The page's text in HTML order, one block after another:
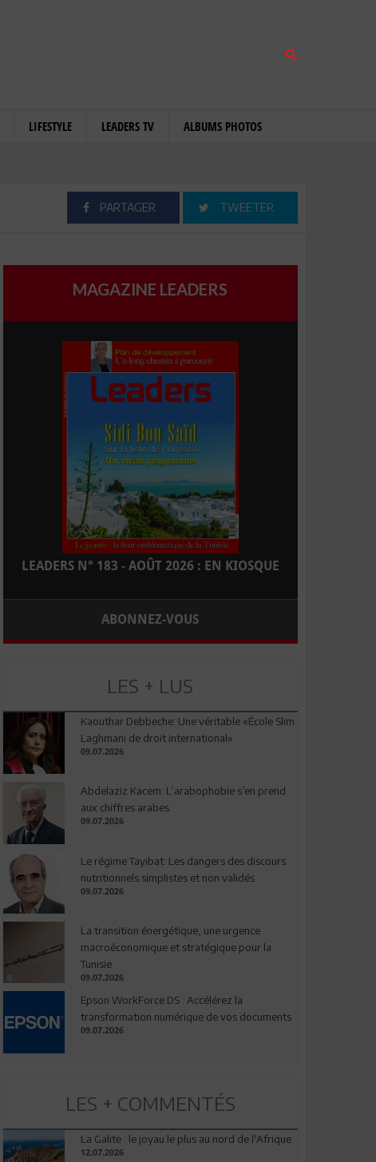
LIFESTYLE LEADERS TV ALBUMS PHOTOS
PARTAGER TWEETER
MAGAZINE LEADERS
LEADERS N° 183 - AOÛT 2026 : EN KIOSQUE
ABONNEZ-VOUS
LES + LUS
Kaouthar Debbeche: Une véritable «École Slim
Laghmani de droit international»
09.07.2026
Abdelaziz Kacem: L’arabophobie s’en prend
aux chiffres arabes
09.07.2026
Le régime Tayibat: Les dangers des discours
nutritionnels simplistes et non validés
09.07.2026
La transition énergétique, une urgence
macroéconomique et stratégique pour la
Tunisie
09.07.2026
Epson WorkForce DS : Accélérez la
transformation numérique de vos documents
09.07.2026
LES + COMMENTÉS
La Galite : le joyau le plus au nord de l'Afrique
12.07.2026